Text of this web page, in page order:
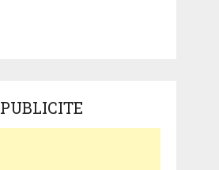
PUBLICITE